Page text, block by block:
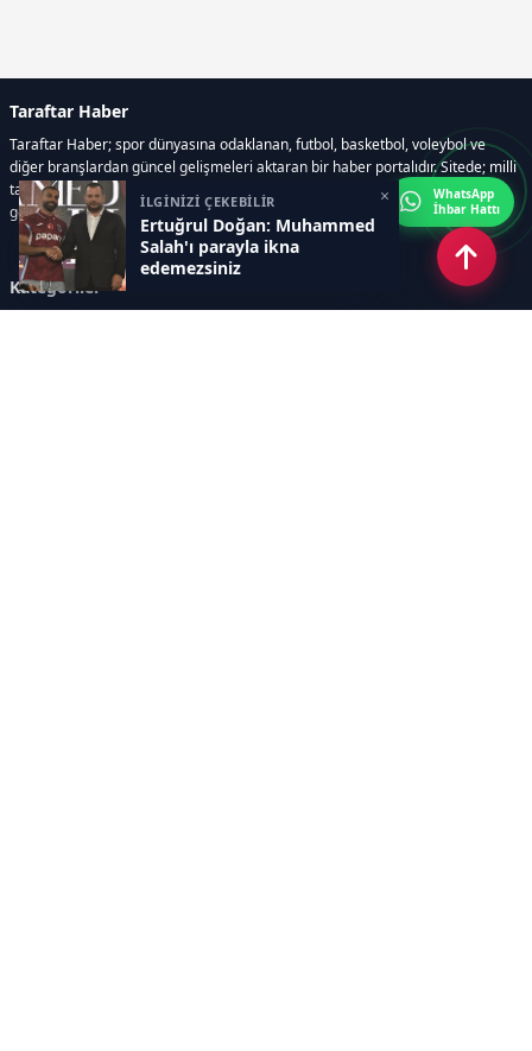
İLGİNİZİ ÇEKEBİLİR
Ertuğrul Doğan: Muhammed
Salah'ı parayla ikna
edemezsiniz
×
Taraftar Haber
Taraftar Haber; spor dünyasına odaklanan, futbol, basketbol, voleybol ve
diğer branşlardan güncel gelişmeleri aktaran bir haber portalıdır. Sitede; milli
takım maçları, Dünya Kupası haberleri, EuroLeague karşılaşmaları, transfer
gelişmeleri, sporcuların biyografileri, anketler yer almaktadır.
Kategoriler
WhatsApp
İhbar Hattı